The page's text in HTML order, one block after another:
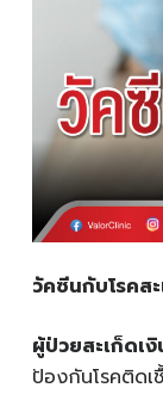
วัคซีนกับโรคส
ผู้ป่วยสะเก็ดเงิ
ป้องกันโรคติด